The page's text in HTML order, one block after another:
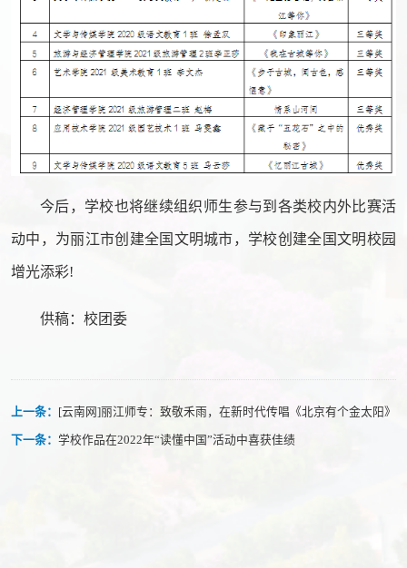
今后，学校也将继续组织师生参与到各类校内外比赛活
动中，为丽江市创建全国文明城市，学校创建全国文明校园
增光添彩!
供稿：校团委
上一条： [云南网]丽江师专：致敬禾雨，在新时代传唱《北京有个金太阳》
下一条： 学校作品在2022年“读懂中国”活动中喜获佳绩